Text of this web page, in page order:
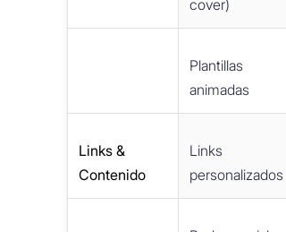
cover)
Plantillas
animadas
Links &
Contenido
Links
personalizados